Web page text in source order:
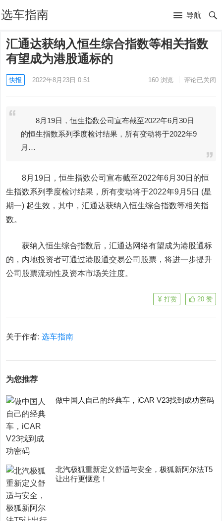
选车指南 导航
汇通达获纳入恒生综合指数等相关指数
有望成为港股通标的
快报 2022年8月23日 0:51 160浏览 评论已关闭
8月19日，恒生指数公司宣布截至2022年6月30日
的恒生指数系列季度检讨结果，所有变动将于2022年9
月…
8月19日，恒生指数公司宣布截至2022年6月30日的恒
生指数系列季度检讨结果，所有变动将于2022年9月5日 (星
期一) 起生效，其中，汇通达获纳入恒生综合指数等相关指
数。
获纳入恒生综合指数后，汇通达网络有望成为港股通标
的，内地投资者可通过港股通交易公司股票，将进一步提升
公司股票流动性及资本市场关注度。
20 赞
打赏
关于作者:选车指南
为您推荐
做中国人自己的经典车，iCAR V23找到成功密码
​北汽极狐重新定义舒适与安全，极狐新阿尔法T5
让出行更惬意！